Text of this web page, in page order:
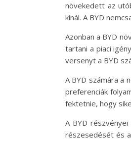
növekedett az
kínál. A BYD
Azonban a BYD
tartani a piaci
versenyt a BYD
A BYD számára a
preferenciák
fektetnie, hogy
A BYD
részesedését és